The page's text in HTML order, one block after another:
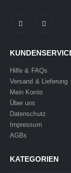
Hilfe & FAQs
Versand & Lieferung
Mein Konto
Über uns
Datenschutz
Impressum
AGBs
KATEGORIEN